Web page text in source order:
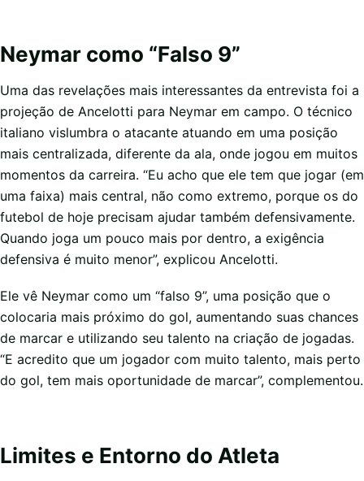
Neymar como “Falso 9”
Uma das revelações mais interessantes da entrevista foi a
projeção de Ancelotti para Neymar em campo. O técnico
italiano vislumbra o atacante atuando em uma posição
mais centralizada, diferente da ala, onde jogou em muitos
momentos da carreira. “Eu acho que ele tem que jogar (em
uma faixa) mais central, não como extremo, porque os do
futebol de hoje precisam ajudar também defensivamente.
Quando joga um pouco mais por dentro, a exigência
defensiva é muito menor”, explicou Ancelotti.
Ele vê Neymar como um “falso 9”, uma posição que o
colocaria mais próximo do gol, aumentando suas chances
de marcar e utilizando seu talento na criação de jogadas.
“E acredito que um jogador com muito talento, mais perto
do gol, tem mais oportunidade de marcar”, complementou.
Limites e Entorno do Atleta